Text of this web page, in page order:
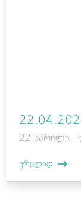
22 აპრილი -
ვრცლად